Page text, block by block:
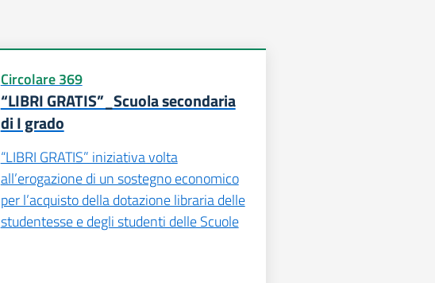
Circolare 369
“LIBRI GRATIS”_Scuola secondaria
di I grado
“LIBRI GRATIS” iniziativa volta
all’erogazione di un sostegno economico
per l’acquisto della dotazione libraria delle
studentesse e degli studenti delle Scuole